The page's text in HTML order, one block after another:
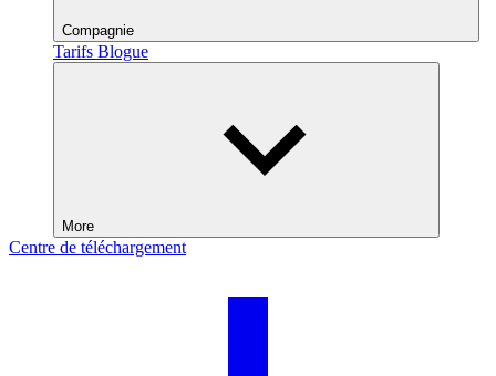
Compagnie
Tarifs Blogue
More
Centre de téléchargement